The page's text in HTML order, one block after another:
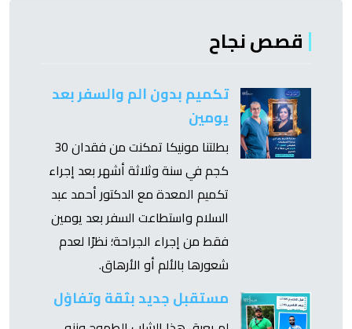
قصص نجاح
تكميم بدون ألم والسفر بعد
يومين
بطلتنا مونيكا تمكنت من فقدان 30
كجم في سنة وثلاثة أشهر بعد إجراء
تكميم المعدة مع الدكتور أحمد عبد
السلام واستطاعت السفر بعد يومين
فقط من إجراء الجراحة؛ نظرًا لعدم
شعورها بالألم أو الأرهاق.
مستقبل جديد بثقة وتفاؤل